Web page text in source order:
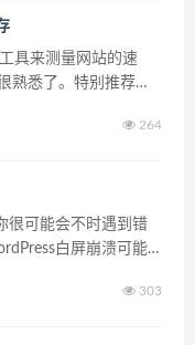
具来测量网站的速
熟悉了。特别推荐
264
很可能会不时遇到错
白屏崩溃可能
点击量...
303